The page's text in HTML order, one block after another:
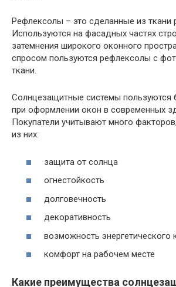
Рефлексолы – это сделанные из ткани
Используются на фасадных частях
затемнения широкого оконного
спросом пользуются рефлексолы с
ткани.
Солнцезащитные системы пользуются
при оформлении окон в современных
Покупатели учитывают много
из них:
защита от солнца
огнестойкость
долговечность
декоративность
возможность энергетического
комфорт на рабочем месте
Какие преимущества